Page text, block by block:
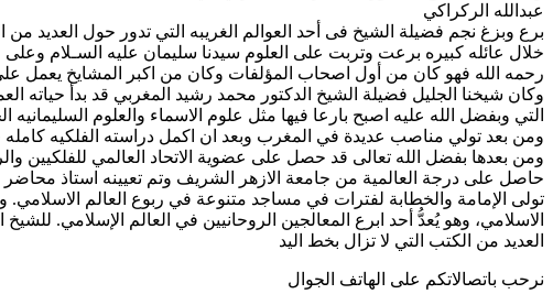
عبدالله الركراكي
برع وبزغ نجم فضيلة الشيخ فى أحد العوالم الغريبه التي تدور حول العديد
خلال عائله كبيره برعت وتربت على العلوم سيدنا سليمان عليه السـلام
رحمه الله فهو كان من أول اصحاب المؤلفات وكان من اكبر المشايخ يعمل على
وكان شيخنا الجليل فضيلة الشيخ الدكتور محمد رشيد المغربي قد بدأ حياته
التي وبفضل الله عليه اصبح بارعا فيها مثل علوم الاسماء والعلوم
ومن بعد تولي مناصب عديدة في المغرب وبعد ان اكمل دراسته الفلكيه
ومن بعدها بفضل الله تعالى قد حصل على عضوية الاتحاد العالمي للفلكيين والروحانيين بفرنسا رقم «1056» بفضل الله تعالى
حاصل على درجة العالمية من جامعة الازهر الشريف وتم تعيينه استاذ
تولى الإمامة والخطابة لفترات في مساجد متنوعة في ربوع العالم
الاسلامي، وهو يُعدُّ أحد ابرع المعالجين الروحانيين في العالم الإسلامي.
العديد من الكتب التي لا تزال بخط اليد
نرحب باتصالاتكم على الهاتف الجوال